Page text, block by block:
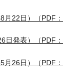
22日）（PDF：
日発表）（PDF：
26日）（PDF：